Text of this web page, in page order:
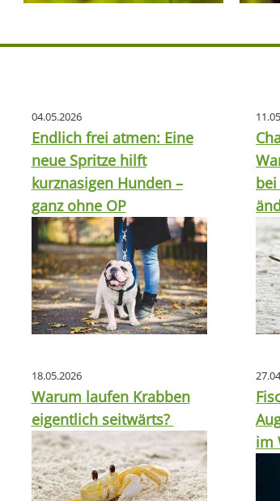
04.05.2026
Endlich frei atmen: Eine
neue Spritze hilft
kurznasigen Hunden –
ganz ohne OP
18.05.2026
Warum laufen Krabben
eigentlich seitwärts?
bei
im